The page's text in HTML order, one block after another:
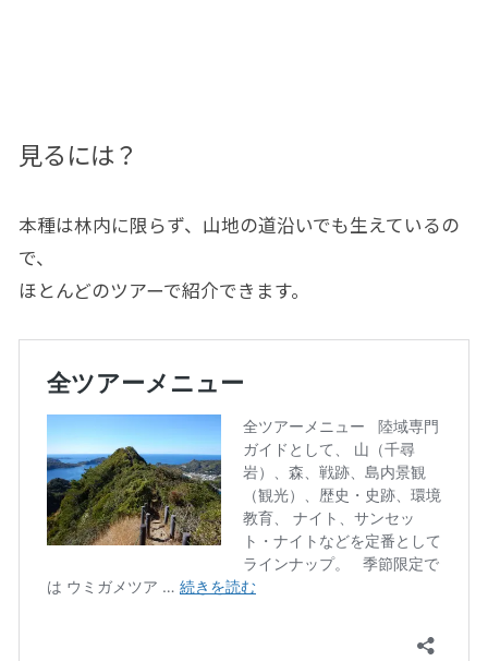
見るには？
本種は林内に限らず、山地の道沿いでも生えているの
で、
ほとんどのツアーで紹介できます。